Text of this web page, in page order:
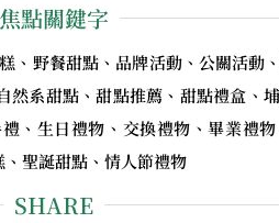
焦點關鍵字
野餐甜點、品牌活動、公關活動
系甜點、甜點推薦、甜點禮盒、
、生日禮物、交換禮物、畢業禮
聖誕甜點、情人節禮物
SHARE